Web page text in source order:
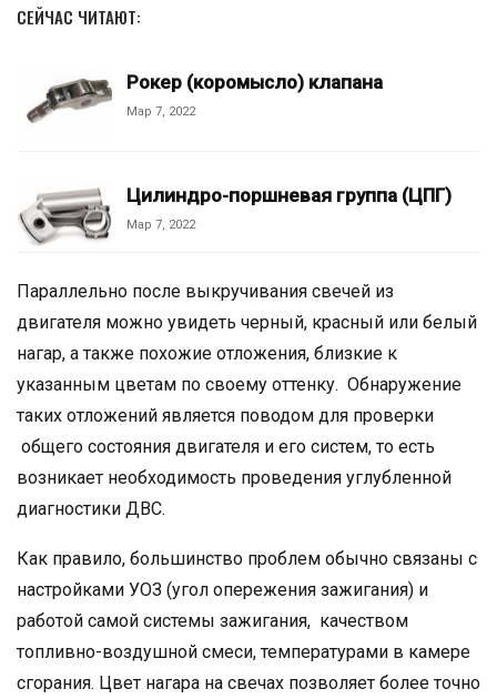
СЕЙЧАС ЧИТАЮТ:
Рокер (коромысло) клапана
Мар 7, 2022
Цилиндро-поршневая группа (ЦПГ)
Мар 7, 2022
Параллельно после выкручивания свечей из
двигателя можно увидеть черный, красный или белый
нагар, а также похожие отложения, близкие к
указанным цветам по своему оттенку. Обнаружение
таких отложений является поводом для проверки
общего состояния двигателя и его систем, то есть
возникает необходимость проведения углубленной
диагностики ДВС.
Как правило, большинство проблем обычно связаны с
настройками УОЗ (угол опережения зажигания) и
работой самой системы зажигания, качеством
топливно-воздушной смеси, температурами в камере
сгорания. Цвет нагара на свечах позволяет более точно